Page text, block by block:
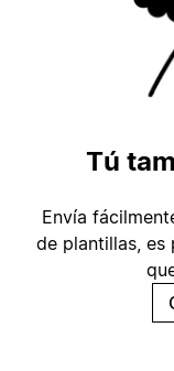
Tú
Envía
de plantillas, es